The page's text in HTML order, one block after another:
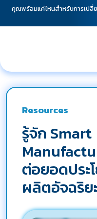
คุณพร้อมแค่ไหนสำหรับการเปลี่
Resources
รู้จัก Smart
ต่อยอดประ
ผลิตอัจฉริย